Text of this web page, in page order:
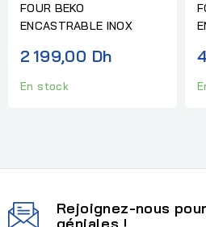
FOUR BEKO
ENCASTRABLE INOX
2 199,00 Dh
En stock
Rejoignez-nous